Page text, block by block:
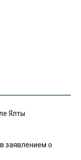
Ялты
заявлением о